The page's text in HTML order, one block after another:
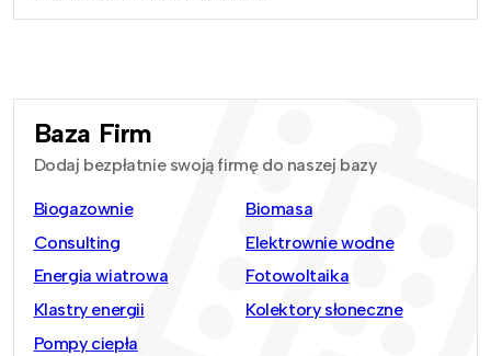
Baza Firm
Dodaj bezpłatnie swoją firmę do naszej bazy
Biogazownie
Biomasa
Consulting
Elektrownie wodne
Energia wiatrowa
Fotowoltaika
Klastry energii
Kolektory słoneczne
Pompy ciepła